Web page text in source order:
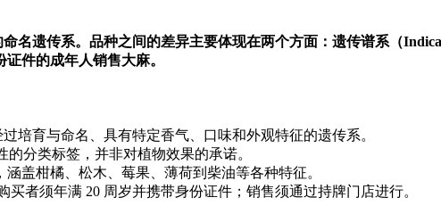
名遗传系。品种之间的差异主要体现在两个方面：遗传谱系（
件的成年人销售大麻。
培育与命名、具有特定香气、口味和外观特征的遗传系。
的分类标签，并非对植物效果的承诺。
盖柑橘、松木、莓果、薄荷到柴油等各种特征。
买者须年满 20 周岁并携带身份证件；销售须通过持牌门店进行。